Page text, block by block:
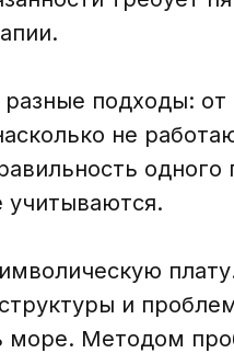
подходы:
не
одного
учитываются.
и
Методом